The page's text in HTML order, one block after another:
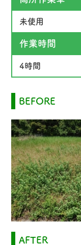
未使用
作業時間
4時間
BEFORE
AFTER